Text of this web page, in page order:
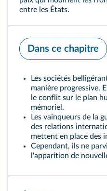
entre les États.
Dans ce chapitre
Les sociétés
manière progressive.
le conflit sur le plan
mémoriel.
Les vainqueurs de la
des relations
mettent en place des
Cependant, ils ne
l'apparition de